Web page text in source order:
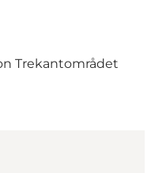
Trekantområdet